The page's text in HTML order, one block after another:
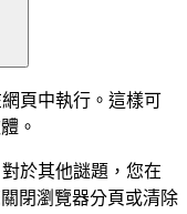
頁中執行。這樣可
。
於其他謎題，您在
閉瀏覽器分頁或清除